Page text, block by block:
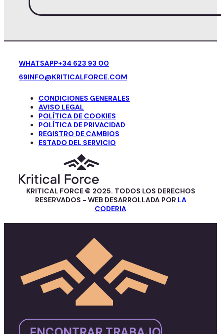
WHATSAPP+34 623 93 00
69INFO@KRITICALFORCE.COM
CONDICIONES GENERALES
AVISO LEGAL
POLÍTICA DE COOKIES
POLÍTICA DE PRIVACIDAD
REGISTRO DE CAMBIOS
ESTADO DEL SERVICIO
KRITICAL FORCE © 2025. TODOS LOS DERECHOS
RESERVADOS - WEB DESARROLLADA POR LA
CODERIA